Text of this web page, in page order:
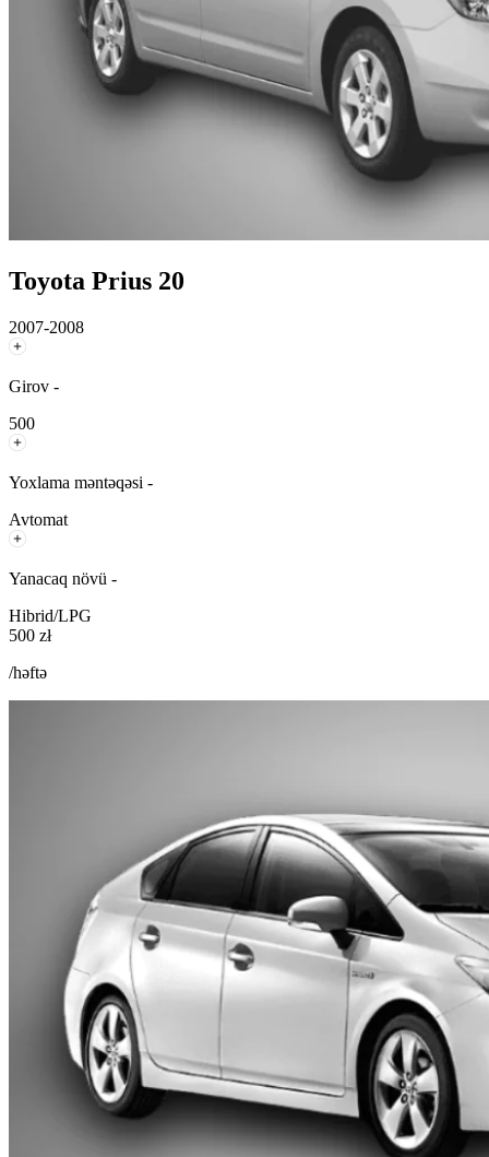
Toyota Prius 20
2007-2008
Girov -
500
Yoxlama məntəqəsi -
Avtomat
Yanacaq növü -
Hibrid/LPG
500 zł
/həftə